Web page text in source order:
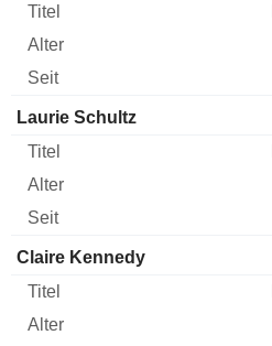
Laurie Schultz
Claire Kennedy